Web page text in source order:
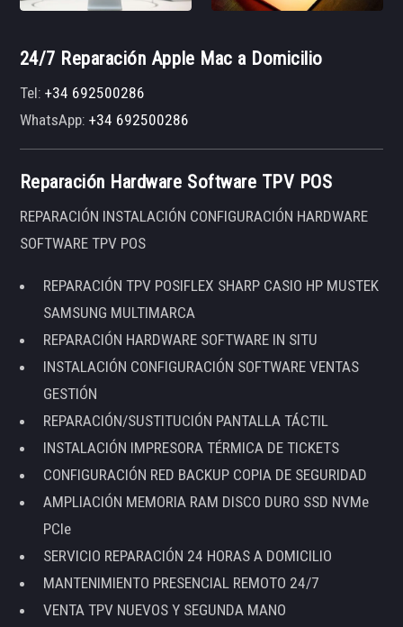
24/7 Reparación Apple Mac a Domicilio
Tel:+34 692500286
WhatsApp:+34 692500286
Reparación Hardware Software TPV POS
REPARACIÓN INSTALACIÓN CONFIGURACIÓN HARDWARE
SOFTWARE TPV POS
REPARACIÓN TPV POSIFLEX SHARP CASIO HP MUSTEK
SAMSUNG MULTIMARCA
REPARACIÓN HARDWARE SOFTWARE IN SITU
INSTALACIÓN CONFIGURACIÓN SOFTWARE VENTAS
GESTIÓN
REPARACIÓN/SUSTITUCIÓN PANTALLA TÁCTIL
INSTALACIÓN IMPRESORA TÉRMICA DE TICKETS
CONFIGURACIÓN RED BACKUP COPIA DE SEGURIDAD
AMPLIACIÓN MEMORIA RAM DISCO DURO SSD NVMe
PCIe
SERVICIO REPARACIÓN 24 HORAS A DOMICILIO
MANTENIMIENTO PRESENCIAL REMOTO 24/7
VENTA TPV NUEVOS Y SEGUNDA MANO